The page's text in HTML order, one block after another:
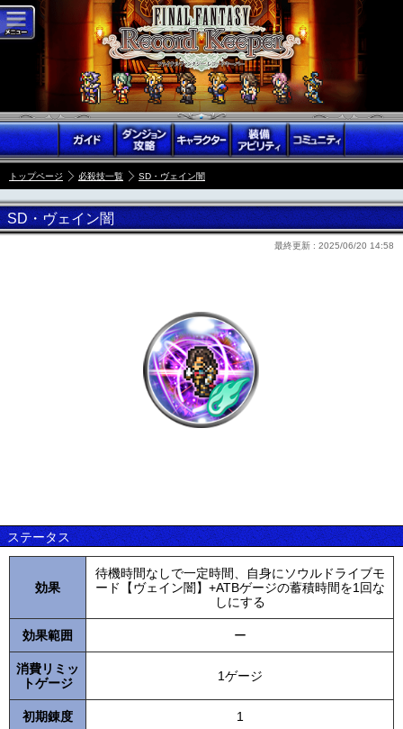
トップページ 必殺技一覧 SD・ヴェイン闇
SD・ヴェイン闇
最終更新 : 2025/06/20 14:58
ステータス
効果
待機時間なしで一定時間、自身にソウルドライブモ
ード【ヴェイン闇】+ATBゲージの蓄積時間を1回な
しにする
効果範囲 ー
消費リミッ
トゲージ
1ゲージ
初期錬度 1